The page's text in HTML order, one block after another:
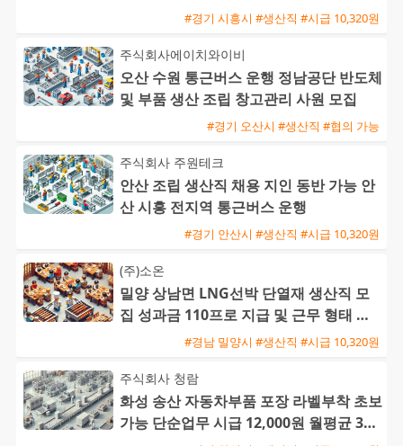
#경기 시흥시 #생산직 #시급 10,320원
주식회사에이치와이비
오산 수원 통근버스 운행 정남공단 반도체
및 부품 생산 조립 창고관리 사원 모집
#경기 오산시 #생산직 #협의 가능
주식회사 주원테크
안산 조립 생산직 채용 지인 동반 가능 안
산 시흥 전지역 통근버스 운행
#경기 안산시 #생산직 #시급 10,320원
(주)소온
밀양 상남면 LNG선박 단열재 생산직 모
집 성과금 110프로 지급 및 근무 형태 선
#경남 밀양시 #생산직 #시급 10,320원
주식회사 청람
화성 송산 자동차부품 포장 라벨부착 초보
가능 단순업무 시급 12,000원 월평균 300